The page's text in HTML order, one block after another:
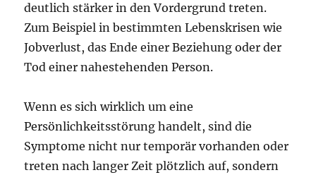
deutlich stärker in den Vordergrund treten.
Zum Beispiel in bestimmten Lebenskrisen wie
Jobverlust, das Ende einer Beziehung oder der
Tod einer nahestehenden Person.
Wenn es sich wirklich um eine
Persönlichkeitsstörung handelt, sind die
Symptome nicht nur temporär vorhanden oder
treten nach langer Zeit plötzlich auf, sondern